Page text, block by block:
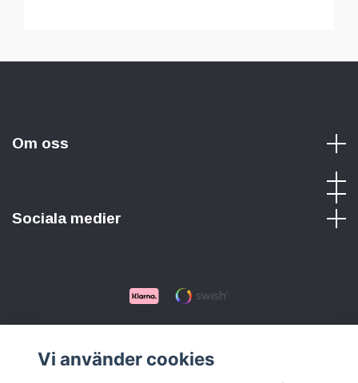
Om oss
Sociala medier
Vi använder cookies